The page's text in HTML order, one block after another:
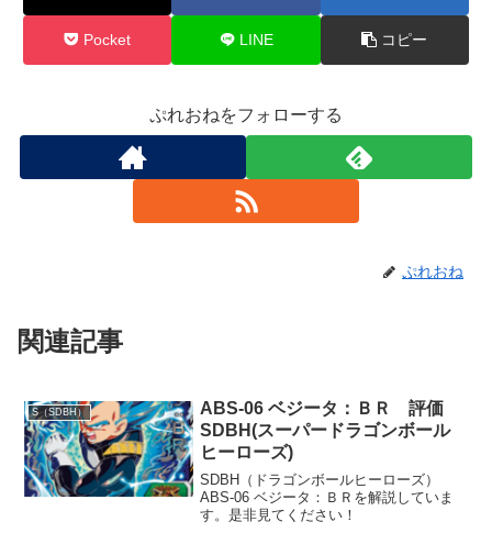
Pocket LINE コピー
ぷれおねをフォローする
ぷれおね
関連記事
S（SDBH）
ABS-06 ベジータ：ＢＲ 評価
SDBH(スーパードラゴンボール
ヒーローズ)
SDBH（ドラゴンボールヒーローズ）
ABS-06 ベジータ：ＢＲを解説していま
す。是非見てください！